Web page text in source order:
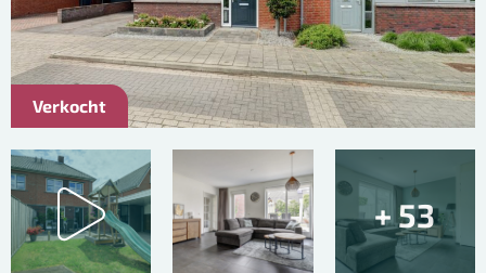
+ 53
Verkocht